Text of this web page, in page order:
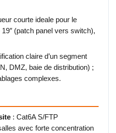
courte ideale pour le
(patch panel vers switch),
claire d’un segment
DMZ, baie de distribution) ;
complexes.
: Cat6A S/FTP
avec forte concentration